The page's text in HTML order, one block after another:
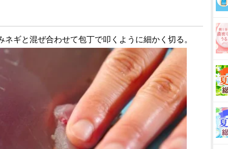
ギと混ぜ合わせて包丁で叩くように細かく切る。